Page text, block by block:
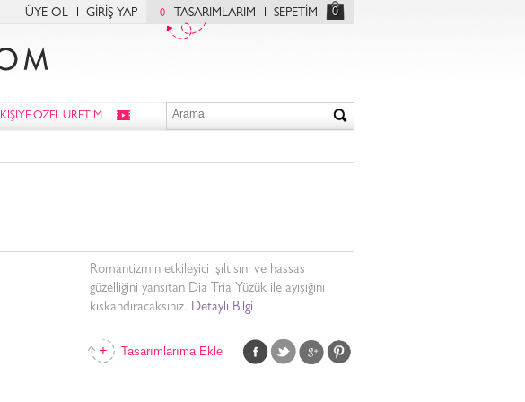
ÜYE OL GİRİŞ YAP 0 TASARIMLARIM SEPETİM 0
KİŞİYE ÖZEL ÜRETİM
Romantizmin etkileyici ışıltısını ve hassas
güzelliğini yansıtan Dia Tria Yüzük ile ayışığını
kıskandıracaksınız. Detaylı Bilgi
Tasarımlarıma Ekle